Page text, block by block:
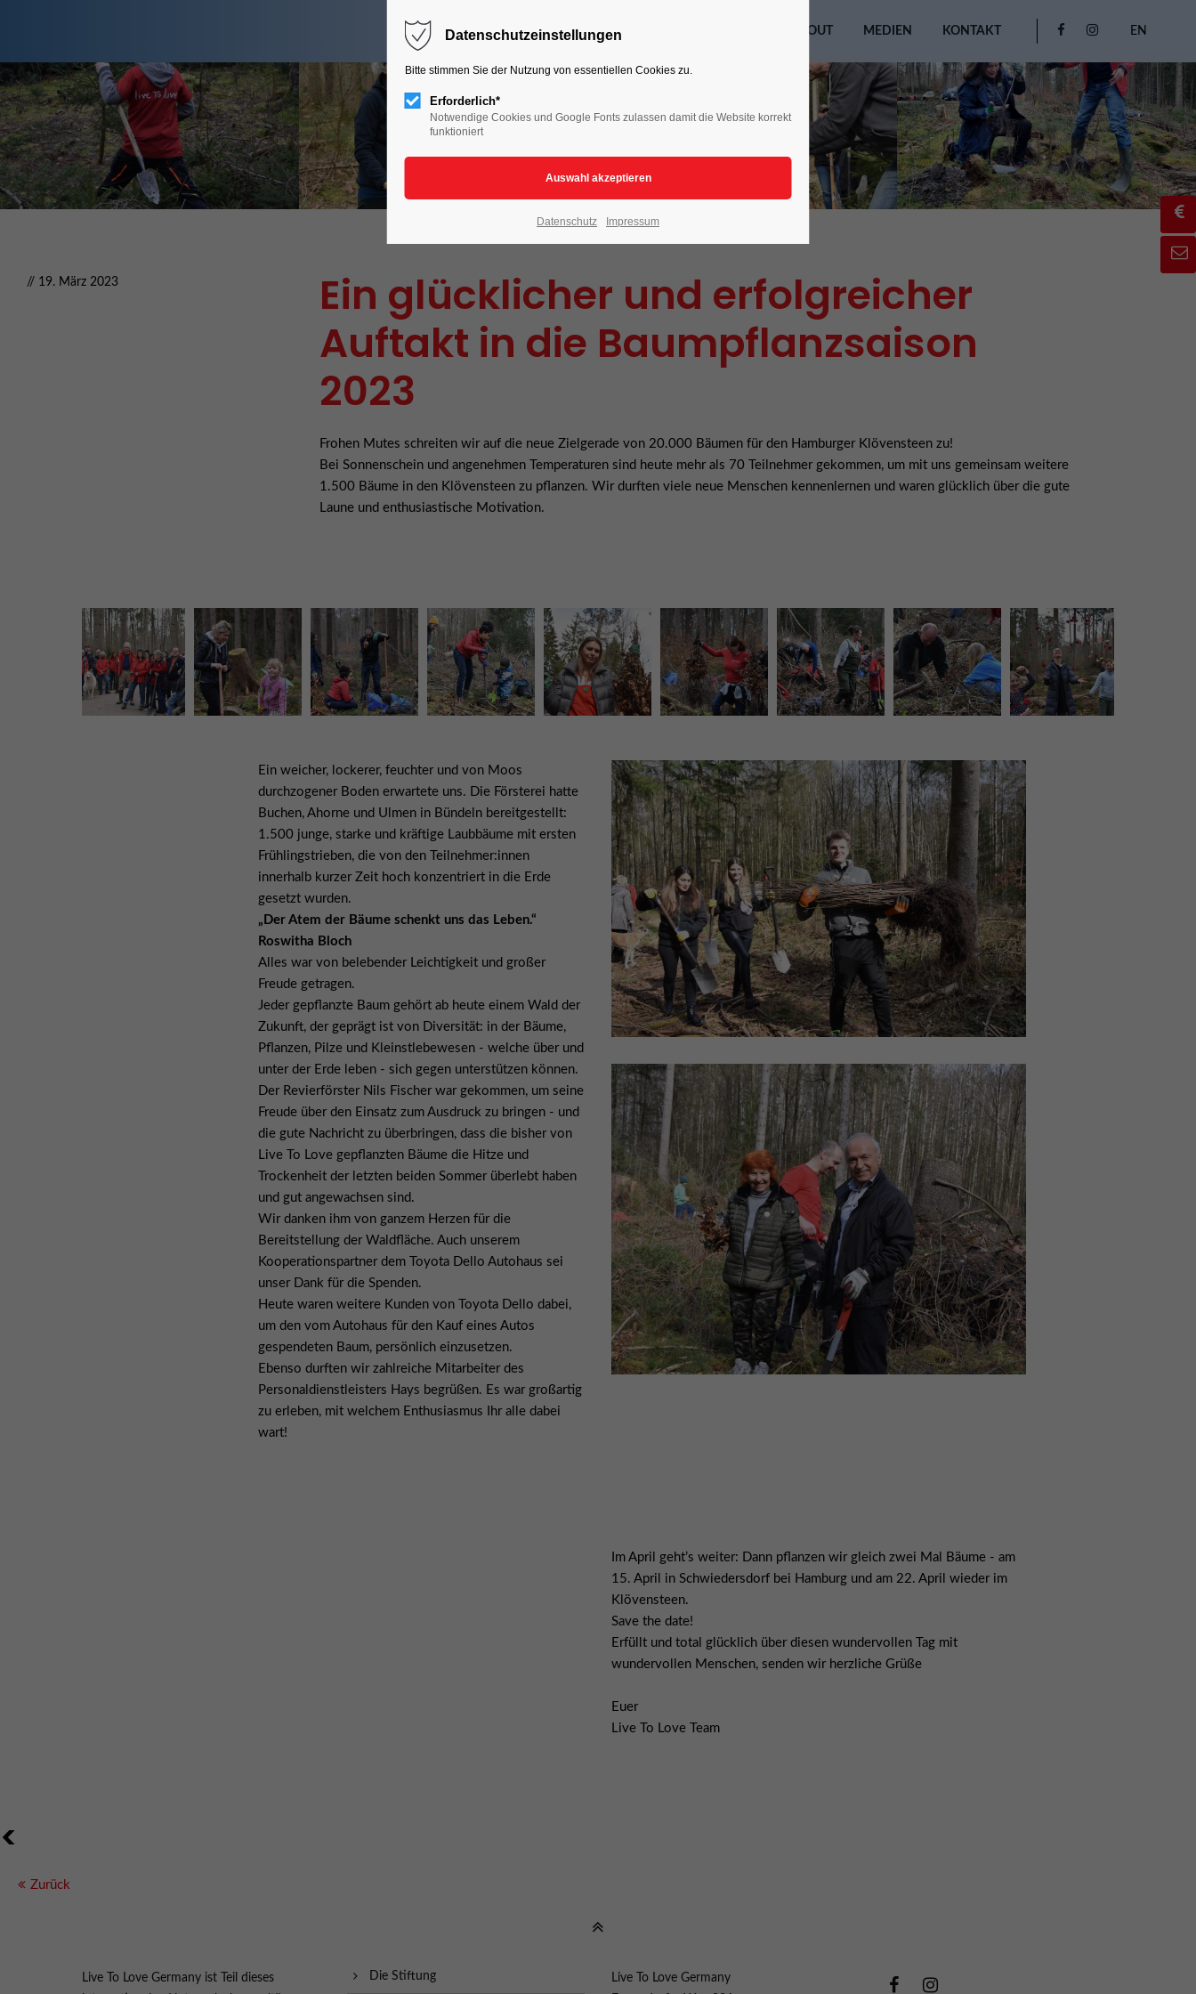
EN
HOME LIVE TO LOVE ABOUT MEDIEN KONTAKT
// 19. März 2023
Ein glücklicher und erfolgreicher
Auftakt in die Baumpflanzsaison
2023
Frohen Mutes schreiten wir auf die neue Zielgerade von 20.000 Bäumen für den Hamburger Klövensteen zu!
Bei Sonnenschein und angenehmen Temperaturen sind heute mehr als 70 Teilnehmer gekommen, um mit uns gemeinsam weitere
1.500 Bäume in den Klövensteen zu pflanzen. Wir durften viele neue Menschen kennenlernen und waren glücklich über die gute
Laune und enthusiastische Motivation.
Ein weicher, lockerer, feuchter und von Moos
durchzogener Boden erwartete uns. Die Försterei hatte
Buchen, Ahorne und Ulmen in Bündeln bereitgestellt:
1.500 junge, starke und kräftige Laubbäume mit ersten
Frühlingstrieben, die von den Teilnehmer:innen
innerhalb kurzer Zeit hoch konzentriert in die Erde
gesetzt wurden.
„Der Atem der Bäume schenkt uns das Leben.“
Roswitha Bloch
Alles war von belebender Leichtigkeit und großer
Freude getragen.
Jeder gepflanzte Baum gehört ab heute einem Wald der
Zukunft, der geprägt ist von Diversität: in der Bäume,
Pflanzen, Pilze und Kleinstlebewesen - welche über und
unter der Erde leben - sich gegen unterstützen können.
Der Revierförster Nils Fischer war gekommen, um seine
Freude über den Einsatz zum Ausdruck zu bringen - und
die gute Nachricht zu überbringen, dass die bisher von
Live To Love gepflanzten Bäume die Hitze und
Trockenheit der letzten beiden Sommer überlebt haben
und gut angewachsen sind.
Wir danken ihm von ganzem Herzen für die
Bereitstellung der Waldfläche. Auch unserem
Kooperationspartner dem Toyota Dello Autohaus sei
unser Dank für die Spenden.
Heute waren weitere Kunden von Toyota Dello dabei,
um den vom Autohaus für den Kauf eines Autos
gespendeten Baum, persönlich einzusetzen.
Ebenso durften wir zahlreiche Mitarbeiter des
Personaldienstleisters Hays begrüßen. Es war großartig
zu erleben, mit welchem Enthusiasmus Ihr alle dabei
wart!
Im April geht’s weiter: Dann pflanzen wir gleich zwei Mal Bäume - am
15. April in Schwiedersdorf bei Hamburg und am 22. April wieder im
Klövensteen.
Save the date!
Erfüllt und total glücklich über diesen wundervollen Tag mit
wundervollen Menschen, senden wir herzliche Grüße
Euer
Live To Love Team
<
Zurück
Live To Love Germany ist Teil dieses
Die Stiftung
Live To Love Germany
Datenschutzeinstellungen
Bitte stimmen Sie der Nutzung von essentiellen Cookies zu.
Erforderlich*
Notwendige Cookies und Google Fonts zulassen damit die Website korrekt
funktioniert
Datenschutz Impressum